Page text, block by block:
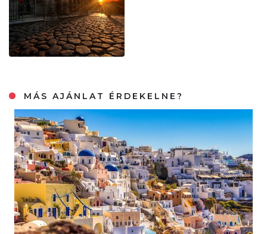
MÁS AJÁNLAT ÉRDEKELNE?